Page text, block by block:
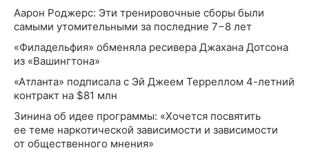
Аарон Роджерс: Эти тренировочные сборы были
самыми утомительными за последние 7−8 лет
«Филадельфия» обменяла ресивера Джахана Дотсона
из «Вашингтона»
«Атланта» подписала с Эй Джеем Терреллом 4-летний
контракт на $81 млн
Зинина об идее программы: «Хочется посвятить
ее теме наркотической зависимости и зависимости
от общественного мнения»